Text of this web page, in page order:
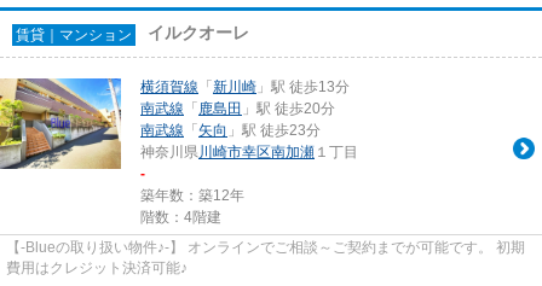
賃貸｜マンション イルクオーレ
横須賀線 「 新川崎 」駅 徒歩13分
南武線 「 鹿島田 」駅 徒歩20分
南武線 「 矢向 」駅 徒歩23分
神奈川県川崎市幸区南加瀬 １丁目
-
築年数：築12年
階数：4階建
【-Blueの取り扱い物件♪-】 オンラインでご相談～ご契約までが可能です。 初期
費用はクレジット決済可能♪